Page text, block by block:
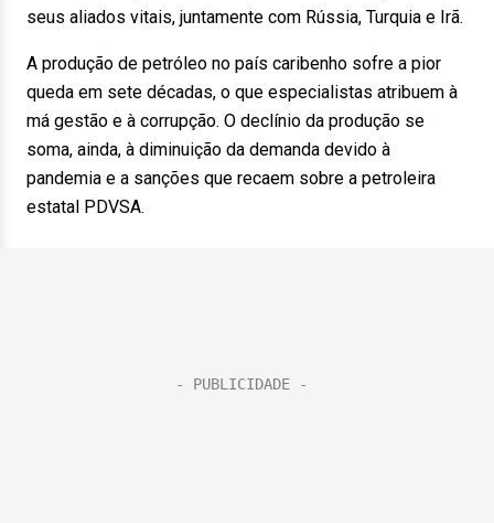
seus aliados vitais, juntamente com Rússia, Turquia e Irã.
A produção de petróleo no país caribenho sofre a pior
queda em sete décadas, o que especialistas atribuem à
má gestão e à corrupção. O declínio da produção se
soma, ainda, à diminuição da demanda devido à
pandemia e a sanções que recaem sobre a petroleira
estatal PDVSA.